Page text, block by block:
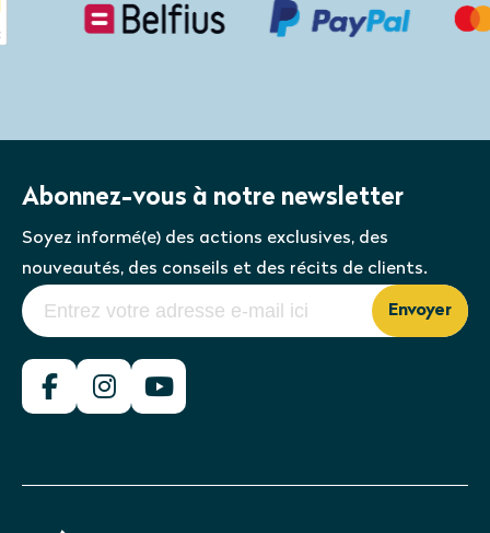
Abonnez-vous à notre newsletter
Soyez informé(e) des actions exclusives, des
nouveautés, des conseils et des récits de clients.
Envoyer